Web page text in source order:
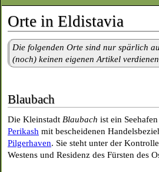
Orte in Eldistavia
Die folgenden Orte sind nur spärlich
(noch) keinen eigenen Artikel
Blaubach
Die Kleinstadt Blaubach ist ein
Perikash mit bescheidenen
Pilgerhaven. Sie steht unter der
Westens und Residenz des Fürsten des